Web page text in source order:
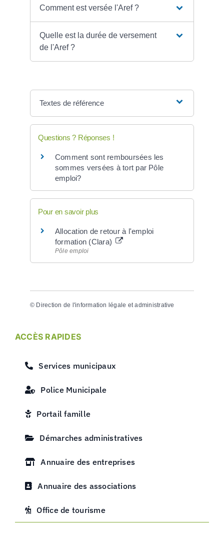
Comment est versée l'Aref ?
Quelle est la durée de versement
de l'Aref ?
Textes de référence
Questions ? Réponses !
Comment sont remboursées les
sommes versées à tort par Pôle
emploi?
Pour en savoir plus
Allocation de retour à l'emploi
formation (Clara)
Pôle emploi
© Direction de l'information légale et administrative
ACCÈS RAPIDES
Services municipaux
Police Municipale
Portail famille
Démarches administratives
Annuaire des entreprises
Annuaire des associations
Office de tourisme